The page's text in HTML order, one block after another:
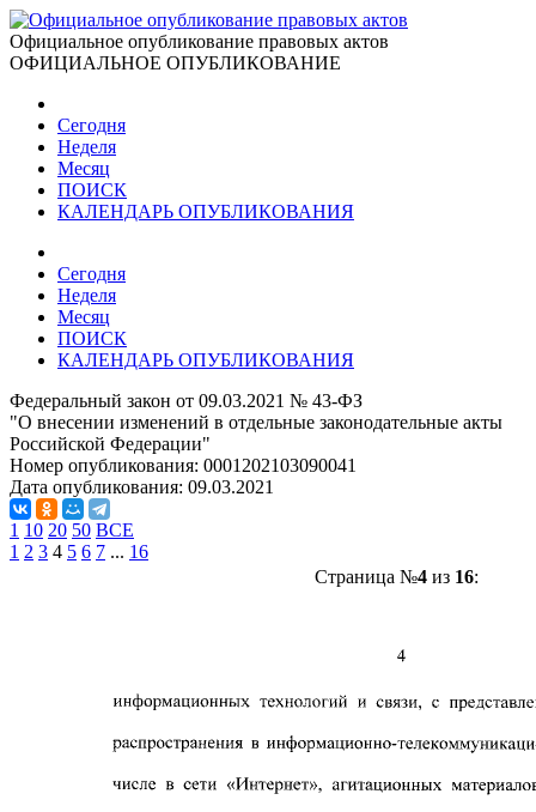
Официальное опубликование правовых актов
ОФИЦИАЛЬНОЕ ОПУБЛИКОВАНИЕ
Сегодня
Неделя
Месяц
ПОИСК
КАЛЕНДАРЬ ОПУБЛИКОВАНИЯ
Сегодня
Неделя
Месяц
ПОИСК
КАЛЕНДАРЬ ОПУБЛИКОВАНИЯ
Федеральный закон от 09.03.2021 № 43-ФЗ
"О внесении изменений в отдельные законодательные акты
Российской Федерации"
Номер опубликования: 0001202103090041
Дата опубликования: 09.03.2021
1 10 20 50 ВСЕ
1 2 3 4 5 6 7 ... 16
Страница №4из 16: